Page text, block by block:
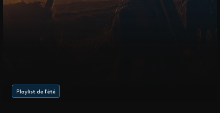
Playlist de l'été